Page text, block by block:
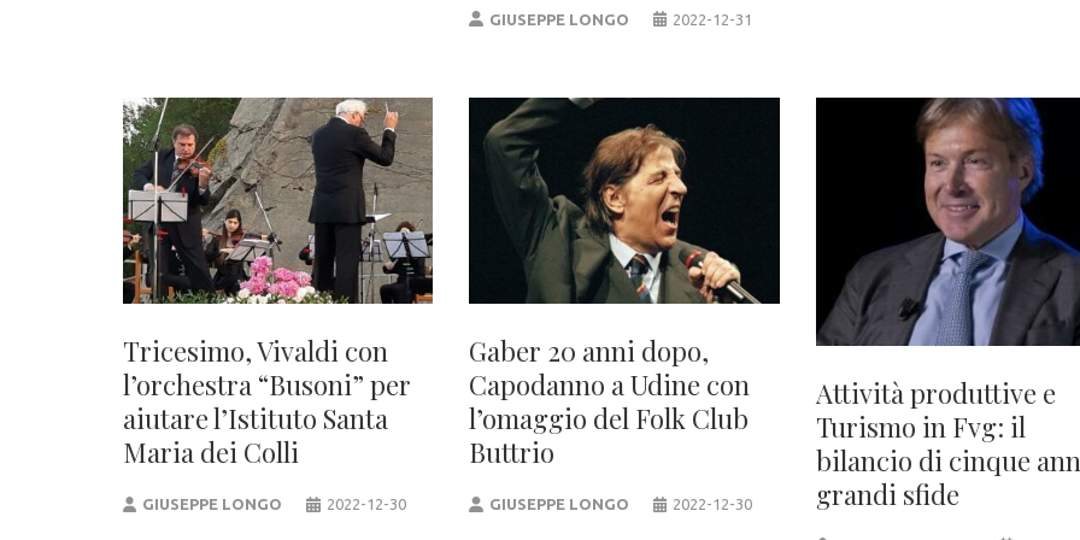
GIUSEPPE LONGO 2022-12-31
Tricesimo, Vivaldi con
l’orchestra “Busoni” per
aiutare l’Istituto Santa
Maria dei Colli
GIUSEPPE LONGO 2022-12-30
Gaber 20 anni dopo,
Capodanno a Udine con
l’omaggio del Folk Club
Buttrio
GIUSEPPE LONGO 2022-12-30
Attività produttive e
Turismo in Fvg: il
bilancio di cinque
grandi sfide